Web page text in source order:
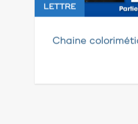
LETTRE
Chaine